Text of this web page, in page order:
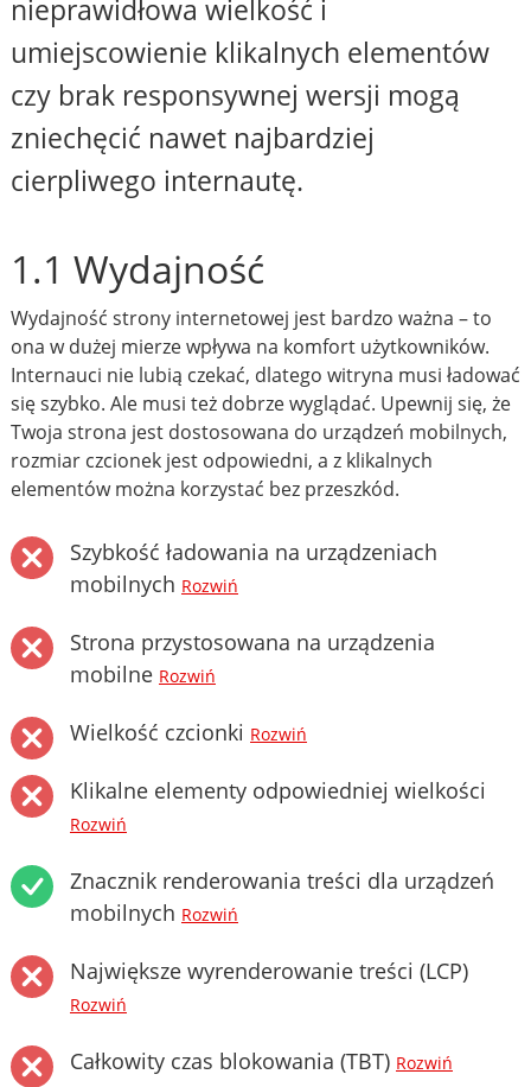
nieprawidłowa wielkość i
umiejscowienie klikalnych elementów
czy brak responsywnej wersji mogą
zniechęcić nawet najbardziej
cierpliwego internautę.
1.1 Wydajność
Wydajność strony internetowej jest bardzo ważna – to
ona w dużej mierze wpływa na komfort użytkowników.
Internauci nie lubią czekać, dlatego witryna musi ładować
się szybko. Ale musi też dobrze wyglądać. Upewnij się, że
Twoja strona jest dostosowana do urządzeń mobilnych,
rozmiar czcionek jest odpowiedni, a z klikalnych
elementów można korzystać bez przeszkód.
Szybkość ładowania na urządzeniach
mobilnych Rozwiń
Strona przystosowana na urządzenia
mobilne Rozwiń
Wielkość czcionki Rozwiń
Klikalne elementy odpowiedniej wielkości
Rozwiń
Znacznik renderowania treści dla urządzeń
mobilnych Rozwiń
Największe wyrenderowanie treści (LCP)
Rozwiń
Całkowity czas blokowania (TBT) Rozwiń